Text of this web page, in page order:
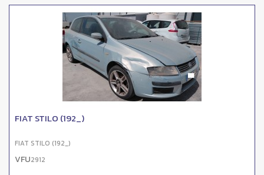
FIAT STILO (192_)
FIAT STILO (192_)
VFU2912